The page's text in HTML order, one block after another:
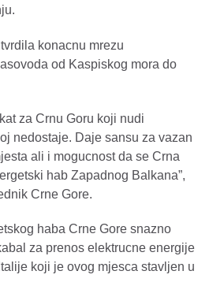
konacnu mrezu
od Kaspiskog mora do
za Crnu Goru koji nudi
nedostaje. Daje sansu za vazan
ali i mogucnost da se Crna
hab Zapadnog Balkana”,
Crne Gore.
haba Crne Gore snazno
za prenos elektrucne energije
koji je ovog mjesca stavljen u